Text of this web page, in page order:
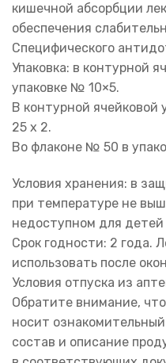
кишечной абсорбции
обеспечения
Специфического
Упаковка: в контурной
упаковке № 10×5.
В контурной
25 х 2.
Во флаконе № 50 в
Условия хранения: в
при температуре не
недоступном для детей
Срок годности: 2 года.
использовать после
Условия отпуска из
Обратите внимание,
носит
состав и описание